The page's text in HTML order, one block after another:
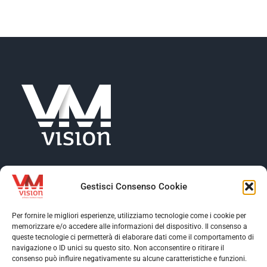
Gestisci Consenso Cookie
Per fornire le migliori esperienze, utilizziamo tecnologie come i cookie per
memorizzare e/o accedere alle informazioni del dispositivo. Il consenso a
queste tecnologie ci permetterà di elaborare dati come il comportamento di
navigazione o ID unici su questo sito. Non acconsentire o ritirare il
consenso può influire negativamente su alcune caratteristiche e funzioni.
Toggle
Navigation
Profilo aziendale
Toggle